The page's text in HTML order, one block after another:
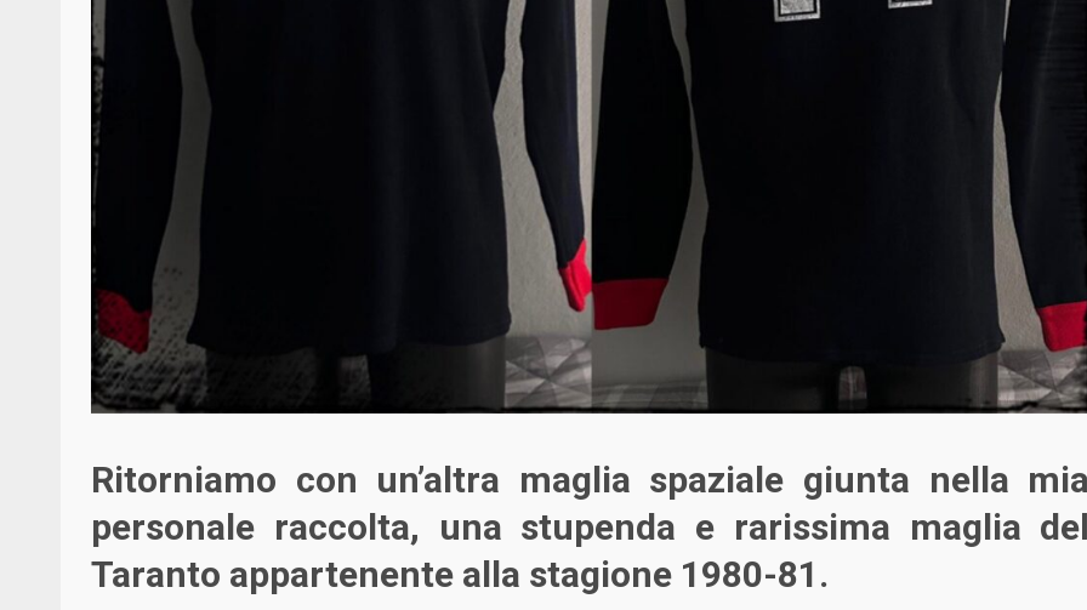
Ritorniamo con un’altra maglia spaziale giunta nella mia
personale raccolta, una stupenda e rarissima maglia del
Taranto appartenente alla stagione 1980-81.